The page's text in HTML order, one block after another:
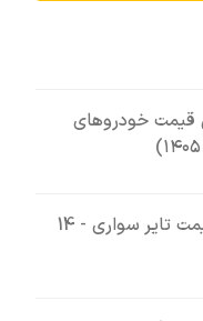
قیمت خودروهای
🔴افزایش شدید قیمت تایر سواری - 14